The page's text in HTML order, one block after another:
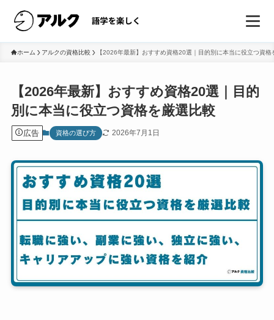
ホーム アルクの資格比較 【2026年最新】おすすめ資格20選｜目的別に本当に役立つ資格
【2026年最新】おすすめ資格20選｜目的
別に本当に役立つ資格を厳選比較
広告 資格の選び方 2026年7月1日